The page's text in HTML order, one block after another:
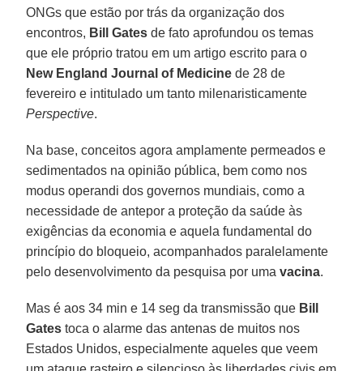
ONGs que estão por trás da organização dos
encontros, Bill Gates de fato aprofundou os temas
que ele próprio tratou em um artigo escrito para o
New England Journal of Medicine de 28 de
fevereiro e intitulado um tanto milenaristicamente
Perspective.
Na base, conceitos agora amplamente permeados e
sedimentados na opinião pública, bem como nos
modus operandi dos governos mundiais, como a
necessidade de antepor a proteção da saúde às
exigências da economia e aquela fundamental do
princípio do bloqueio, acompanhados paralelamente
pelo desenvolvimento da pesquisa por umavacina.
Mas é aos 34 min e 14 seg da transmissão que Bill
Gates toca o alarme das antenas de muitos nos
Estados Unidos, especialmente aqueles que veem